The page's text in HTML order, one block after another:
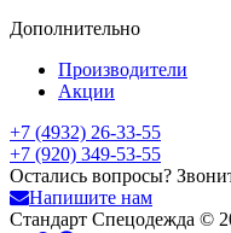
Дополнительно
Производители
Акции
+7 (4932) 26-33-55
+7 (920) 349-53-55
Остались вопросы?
Напишите нам
Стандарт Спецодежда ©